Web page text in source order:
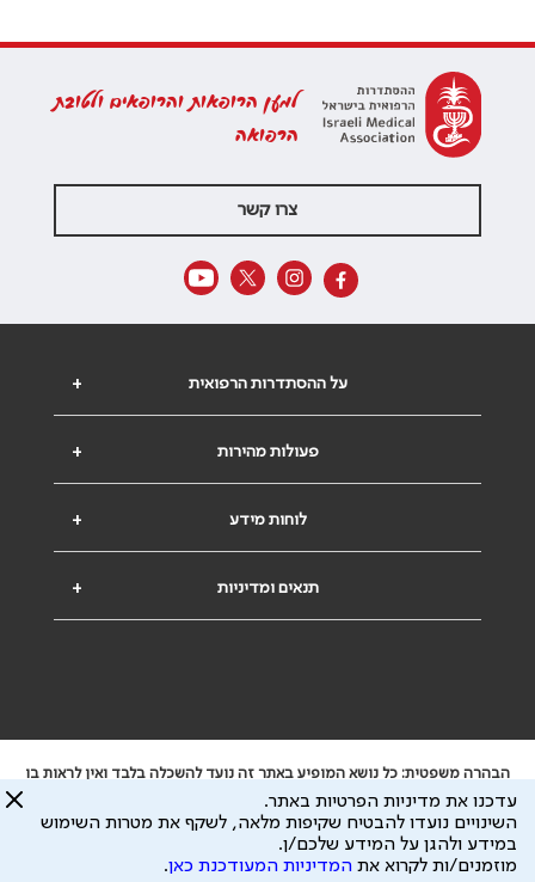
למען הרופאות והרופאים ולטובת
הרפואה
צרו קשר
+ על ההסתדרות הרפואית
+ פעולות מהירות
+ לוחות מידע
+ תנאים ומדיניות
הבהרה משפטית: כל נושא המופיע באתר זה נועד להשכלה בלבד ואין לראות בו
ייעוץ רפואי או משפטי. אין הר"י אחראית לתוכן המתפרסם באתר זה ולכל נזק
שעלול להיגרם.
ידוע לי שהר"י אוספת ושומרת מידע אישי לצורך מתן השרות וכי חלק ממנו עשוי
להיות מועבר לצדדים שלישיים, הכל בכפוף למדיניות הפרטיות
עדכנו את מדיניות הפרטיות באתר.
השינויים נועדו להבטיח שקיפות מלאה, לשקף את מטרות השימוש
במידע ולהגן על המידע שלכם/ן.
מוזמנים/ות לקרוא את המדיניות המעודכנת כאן.